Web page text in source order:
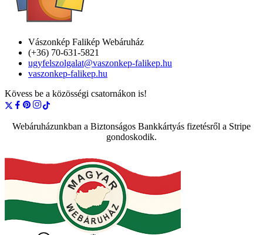
Vászonkép Falikép Webáruház
(+36) 70-631-5821
ugyfelszolgalat@vaszonkep-falikep.hu
vaszonkep-falikep.hu
Kövess be a közösségi csatornákon is!
Webáruházunkban a Biztonságos Bankkártyás fizetésről a Stripe
gondoskodik.